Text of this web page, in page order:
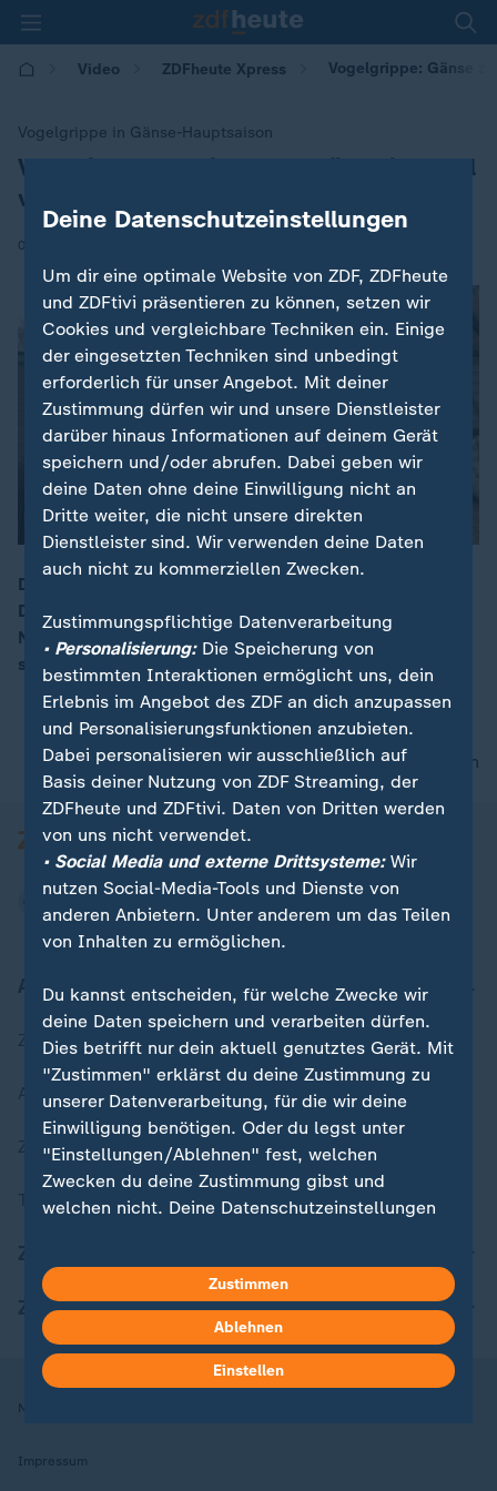
Video ZDFheute Xpress Vogelgrippe: Gänse
Vogelgrippe in Gänse-Hauptsaison
:
Vorweihnachtszeit: Wenn Gänse im Stall
verharren
07.12.2025 | 18:33
00:16
Die Vogelgrippe trifft Geflügelbetriebe in ganz
Deutschland - besonders viele jedoch in
Niedersachsen. "Wir haben es noch nie so schnell und
so rasant erlebt", warnt die Geflügelwirtschaft.
nach oben
Aktuell bei ZDFheute
Zuletzt veröffentlicht
Aktuelle Sendungs-Videos
ZDFheute Stories
Themen im Überblick
ZDFheute Apps
Nutzungsbedingungen
Impressum
Deine Datenschutzeinstellungen
Um dir eine optimale Website von ZDF, ZDFheute
und ZDFtivi präsentieren zu können, setzen wir
Cookies und vergleichbare Techniken ein. Einige
der eingesetzten Techniken sind unbedingt
erforderlich für unser Angebot. Mit deiner
Zustimmung dürfen wir und unsere Dienstleister
darüber hinaus Informationen auf deinem Gerät
speichern und/oder abrufen. Dabei geben wir
deine Daten ohne deine Einwilligung nicht an
Dritte weiter, die nicht unsere direkten
Dienstleister sind. Wir verwenden deine Daten
auch nicht zu kommerziellen Zwecken.
Zustimmungspflichtige Datenverarbeitung
• Personalisierung:Die Speicherung von
bestimmten Interaktionen ermöglicht uns, dein
Erlebnis im Angebot des ZDF an dich anzupassen
und Personalisierungsfunktionen anzubieten.
Dabei personalisieren wir ausschließlich auf
Basis deiner Nutzung von ZDF Streaming, der
ZDFheute und ZDFtivi. Daten von Dritten werden
von uns nicht verwendet.
• Social Media und externe Drittsysteme:Wir
nutzen Social-Media-Tools und Dienste von
anderen Anbietern. Unter anderem um das Teilen
von Inhalten zu ermöglichen.
Du kannst entscheiden, für welche Zwecke wir
deine Daten speichern und verarbeiten dürfen.
Dies betrifft nur dein aktuell genutztes Gerät. Mit
"Zustimmen" erklärst du deine Zustimmung zu
unserer Datenverarbeitung, für die wir deine
Einwilligung benötigen. Oder du legst unter
"Einstellungen/Ablehnen" fest, welchen
Zwecken du deine Zustimmung gibst und
welchen nicht. Deine Datenschutzeinstellungen
Hier findest du das Impressum.
Weitere Informationen findest du in unserer
Datenschutzerklärung.
Zustimmen
Ablehnen
Einstellen